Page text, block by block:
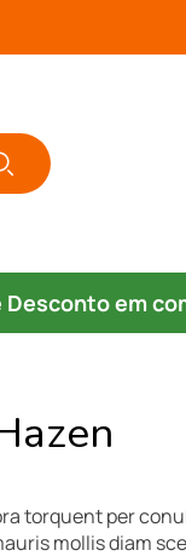
Descontoem
torquent per
mollis diam